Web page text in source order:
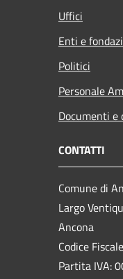
Uffici
Enti e
Politici
Personale
Documenti e
CONTATTI
Comune di
Largo
Ancona
Codice
Partita IVA: